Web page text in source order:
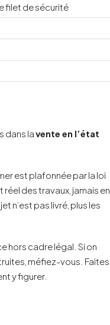
filet de sécurité
dans lavente en l’état
est plafonnée par la loi
des travaux, jamais en
n’est pas livré, plus les
hors cadre légal. Si on
méfiez-vous. Faites
y figurer.